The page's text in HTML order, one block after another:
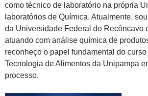
como técnico de laboratório na própria
laboratórios de Química. Atualmente,
da Universidade Federal do Recôncavo
atuando com análise química de
reconheço o papel fundamental do
Tecnologia de Alimentos da Unipampa
processo.